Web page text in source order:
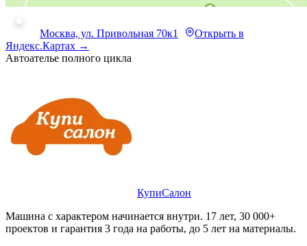
Москва, ул. Привольная 70к1
Открыть в
Яндекс.Картах →
Автоателье полного цикла
КупиСалон
Машина с характером начинается внутри. 17 лет, 30 000+
проектов и гарантия 3 года на работы, до 5 лет на материалы.